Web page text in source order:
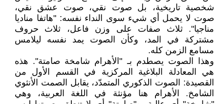
شخصية تاريخية، بل صوت نقي، صوت عشق نقي،
صوت لا يحمل أي شيء سوى النداء نفسه: "هاتفا مناديا
مناجيا". ثلاث صفات على وزن فاعل، ثلاث حروف
مشتركة في المد، وكأن الصوت يمد نفسه ليلامس
مسامع الزمن كله.
وهذا الصوت يصطدم بـ "الأهرام شامخة صامتة". هذه
هي المعادلة البلاغية المركزية في القسم الأول من
القصيدة: الصوت الذكوري المتمدّد، يقابل الصمت الأنثوي
الشامخ. الأهرام هنا مؤنثة في اللغة العربية، وهي